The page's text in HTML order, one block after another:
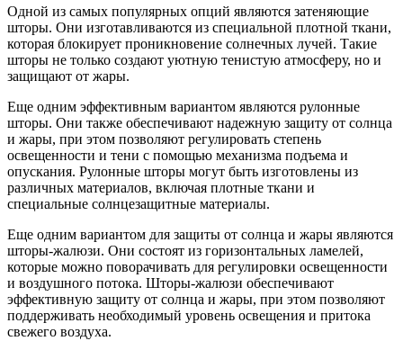
Одной из самых популярных опций являются затеняющие
шторы. Они изготавливаются из специальной плотной ткани,
которая блокирует проникновение солнечных лучей. Такие
шторы не только создают уютную тенистую атмосферу, но и
защищают от жары.
Еще одним эффективным вариантом являются рулонные
шторы. Они также обеспечивают надежную защиту от солнца
и жары, при этом позволяют регулировать степень
освещенности и тени с помощью механизма подъема и
опускания. Рулонные шторы могут быть изготовлены из
различных материалов, включая плотные ткани и
специальные солнцезащитные материалы.
Еще одним вариантом для защиты от солнца и жары являются
шторы-жалюзи. Они состоят из горизонтальных ламелей,
которые можно поворачивать для регулировки освещенности
и воздушного потока. Шторы-жалюзи обеспечивают
эффективную защиту от солнца и жары, при этом позволяют
поддерживать необходимый уровень освещения и притока
свежего воздуха.